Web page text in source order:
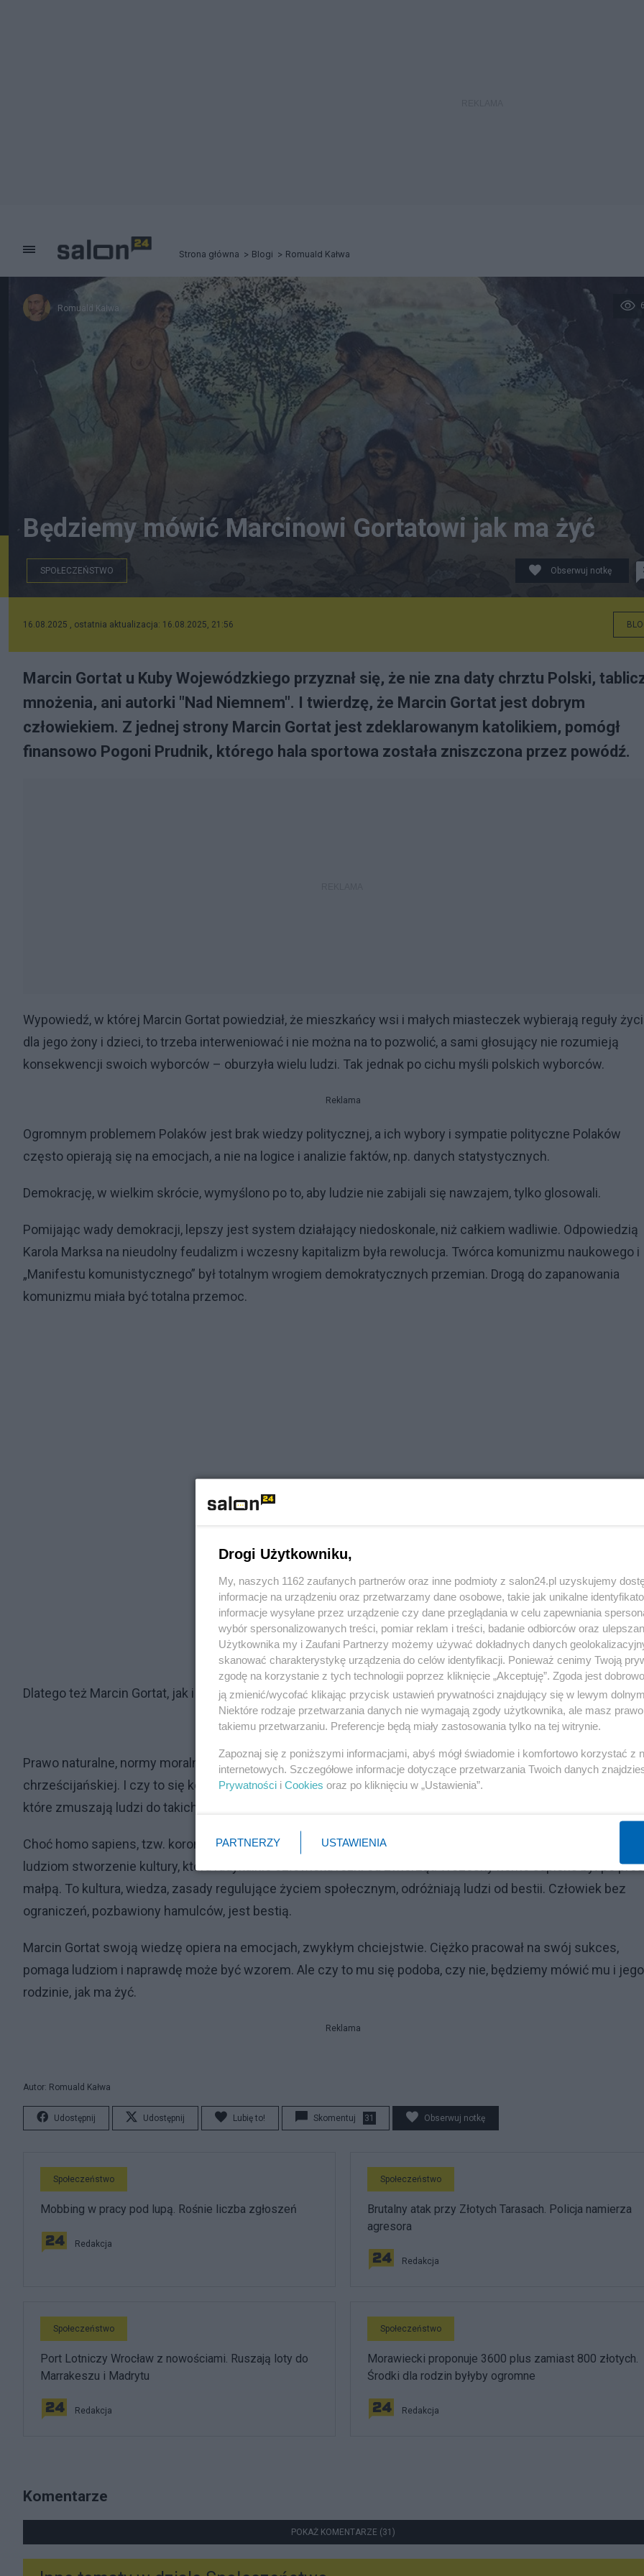
Strona główna Blogi Romuald Kałwa
Romuald Kałwa
Będziemy mówić Marcinowi Gortatowi jak ma żyć
SPOŁECZEŃSTWO Obserwuj notkę
16.08.2025 , ostatnia aktualizacja: 16.08.2025, 21:56
Marcin Gortat u Kuby Wojewódzkiego przyznał się, że nie zna daty chrztu Polski,
mnożenia, ani autorki "Nad Niemnem". I twierdzę, że Marcin Gortat jest dobrym
człowiekiem. Z jednej strony Marcin Gortat jest zdeklarowanym katolikiem, pomógł
finansowo Pogoni Prudnik, którego hala sportowa została zniszczona przez powódź.
Wypowiedź, w której Marcin Gortat powiedział, że mieszkańcy wsi i małych miasteczek wybierają reguły
dla jego żony i dzieci, to trzeba interweniować i nie można na to pozwolić, a sami głosujący nie rozumieją
konsekwencji swoich wyborców – oburzyła wielu ludzi. Tak jednak po cichu myśli polskich wyborców.
Reklama
Ogromnym problemem Polaków jest brak wiedzy politycznej, a ich wybory i sympatie polityczne Polaków
często opierają się na emocjach, a nie na logice i analizie faktów, np. danych statystycznych.
Demokrację, w wielkim skrócie, wymyślono po to, aby ludzie nie zabijali się nawzajem, tylko glosowali.
Pomijając wady demokracji, lepszy jest system działający niedoskonale, niż całkiem wadliwie. Odpowiedzią
Karola Marksa na nieudolny feudalizm i wczesny kapitalizm była rewolucja. Twórca komunizmu naukowego i
„Manifestu komunistycznego” był totalnym wrogiem demokratycznych przemian. Drogą do zapanowania
komunizmu miała być totalna przemoc.
Dlatego też Marcin Gortat, jak i podobnie myślący ludzie, nie wiedzą, że podążają drogą antykultury.
Reklama
Prawo naturalne, normy moralne, godność człowieka – wszystko to ma swoje fundamenty w etyce
chrześcijańskiej. I czy to się komuś podoba, czy nie, to, co odróżnia ludzi od zwierząt oparte jest na zasadach,
które zmuszają ludzi do takich a nie innych zachowań.
Choć homo sapiens, tzw. korona stworzenia, według szacunków ma 150 000 – 300 000 lat, to wiele lat zabrało
ludziom stworzenie kultury, która radykalnie człowieka różni od zwierząt. Wczesny homo sapiens był po
małpą. To kultura, wiedza, zasady regulujące życiem społecznym, odróżniają ludzi od bestii. Człowiek bez
ograniczeń, pozbawiony hamulców, jest bestią.
Marcin Gortat swoją wiedzę opiera na emocjach, zwykłym chciejstwie. Ciężko pracował na swój sukces,
pomaga ludziom i naprawdę może być wzorem. Ale czy to mu się podoba, czy nie, będziemy mówić mu i jego
rodzinie, jak ma żyć.
Reklama
Autor: Romuald Kałwa
Udostępnij Udostępnij Lubię to! Skomentuj 31 Obserwuj notkę
Społeczeństwo
Mobbing w pracy pod lupą. Rośnie liczba zgłoszeń
Redakcja
Społeczeństwo
Brutalny atak przy Złotych Tarasach. Policja namierza
agresora
Redakcja
Społeczeństwo
Port Lotniczy Wrocław z nowościami. Ruszają loty do
Marrakeszu i Madrytu
Redakcja
Społeczeństwo
Morawiecki proponuje 3600 plus zamiast 800 złotych.
Środki dla rodzin byłyby ogromne
Redakcja
Komentarze
POKAŻ KOMENTARZE (31)
Drogi Użytkowniku,
My, naszych 1162 zaufanych partnerów oraz inne podmioty z salon24.pl uzyskujemy
informacje na urządzeniu oraz przetwarzamy dane osobowe, takie jak unikalne
informacje wysyłane przez urządzenie czy dane przeglądania w celu zapewniania
wybór spersonalizowanych treści, pomiar reklam i treści, badanie odbiorców oraz
Użytkownika my i Zaufani Partnerzy możemy używać dokładnych danych
skanować charakterystykę urządzenia do celów identyfikacji. Ponieważ cenimy Twoją
zgodę na korzystanie z tych technologii poprzez kliknięcie „Akceptuję”. Zgoda jest
ją zmienić/wycofać klikając przycisk ustawień prywatności znajdujący się w lewym
Niektóre rodzaje przetwarzania danych nie wymagają zgody użytkownika, ale masz
takiemu przetwarzaniu. Preferencje będą miały zastosowania tylko na tej witrynie.
Zapoznaj się z poniższymi informacjami, abyś mógł świadomie i komfortowo korzystać z
internetowych. Szczegółowe informacje dotyczące przetwarzania Twoich danych
Prywatności i Cookies oraz po kliknięciu w „Ustawienia”.
PARTNERZY USTAWIENIA